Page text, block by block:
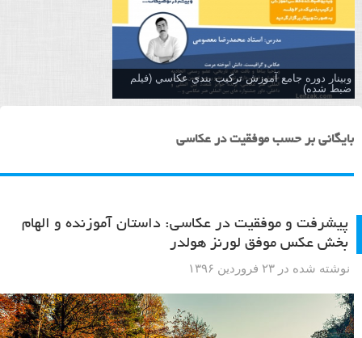
وبینار دوره جامع آموزش تركيب بندي عكاسي (فیلم
ضبط شده)
بایگانی بر حسب موفقیت در عکاسی
پیشرفت و موفقیت در عکاسی: داستان آموزنده و الهام
بخش عکس موفق لورنز هولدر
نوشته شده در ۲۳ فروردین ۱۳۹۶